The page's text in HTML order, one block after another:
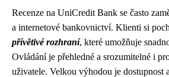
Recenze na UniCredit Bank se často
a internetové bankovnictví. Klienti si
přívětivé rozhraní, které umožňuje
Ovládání je přehledné a srozumitelné i
uživatele. Velkou výhodou je dostupnost